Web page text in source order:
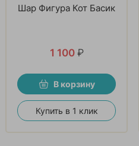
Шар Фигура Кот Басик
1 100 ₽
В корзину
Купить в 1 клик